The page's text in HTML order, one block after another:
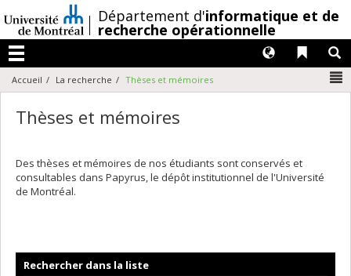
au
contenu
/Département d'informatique et de
recherche opérationnelle
Menu
Liens
Langues
Accueil La recherche Thèses et mémoires
Thèses et mémoires
Des thèses et mémoires de nos étudiants sont conservés et
consultables dans Papyrus, le dépôt institutionnel de l'Université
de Montréal.
Rechercher dans la liste